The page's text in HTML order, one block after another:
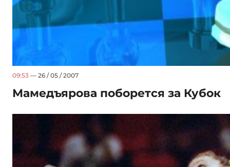
09:53 — 26 / 05 / 2007
Мамедъярова поборется за Кубок